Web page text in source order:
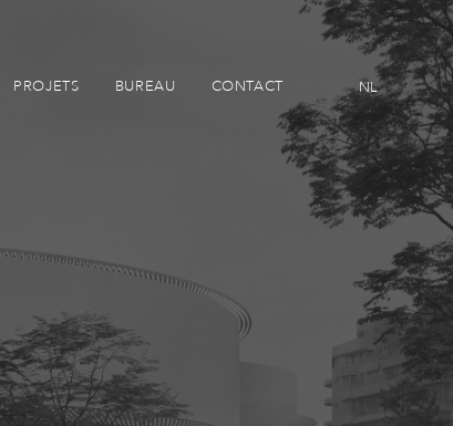
PROJETS BUREAU CONTACT NL